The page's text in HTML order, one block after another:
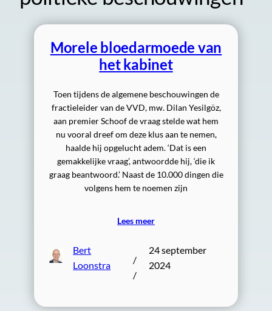
Morele bloedarmoede van
het kabinet
Toen tijdens de algemene beschouwingen de
fractieleider van de VVD, mw. Dilan Yesilgöz,
aan premier Schoof de vraag stelde wat hem
nu vooral dreef om deze klus aan te nemen,
haalde hij opgelucht adem. ‘Dat is een
gemakkelijke vraag’, antwoordde hij, ‘die ik
graag beantwoord.’ Naast de 10.000 dingen die
volgens hem te noemen zijn
Lees meer
Bert
Loonstra
/
/
24 september
2024